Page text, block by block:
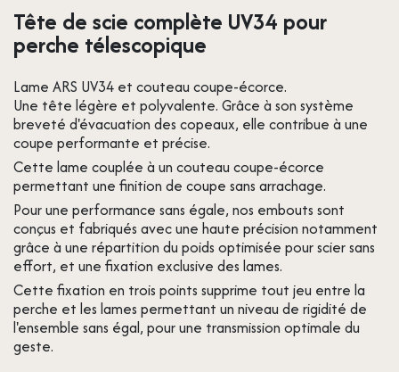
Tête de scie complète UV34 pour
perche télescopique
Lame ARS UV34 et couteau coupe-écorce.
Une tête légère et polyvalente. Grâce à son système
breveté d'évacuation des copeaux, elle contribue à une
coupe performante et précise.
Cette lame couplée à un couteau coupe-écorce
permettant une finition de coupe sans arrachage.
Pour une performance sans égale, nos embouts sont
conçus et fabriqués avec une haute précision notamment
grâce à une répartition du poids optimisée pour scier sans
effort, et une fixation exclusive des lames.
Cette fixation en trois points supprime tout jeu entre la
perche et les lames permettant un niveau de rigidité de
l'ensemble sans égal, pour une transmission optimale du
geste.